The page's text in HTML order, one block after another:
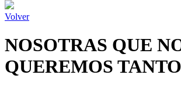
Volver
NOSOTRAS QUE
QUEREMOS TANTO